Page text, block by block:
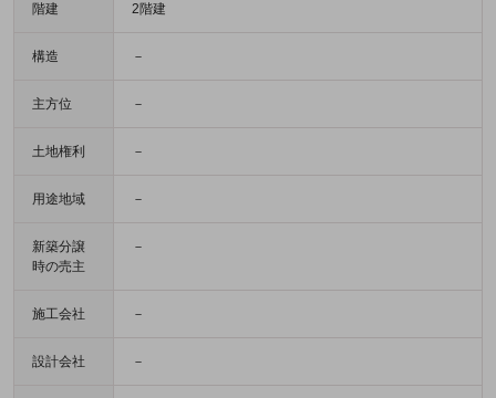
階建 2階建
構造 －
主方位 －
土地権利 －
用途地域 －
新築分譲
時の売主
－
施工会社 －
設計会社 －